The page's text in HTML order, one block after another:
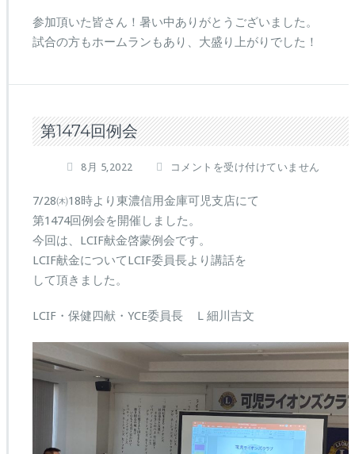
参加頂いた皆さん！暑い中ありがとうございました。
試合の方もホームランもあり、大盛り上がりでした！
第1474回例会
8月 5,2022
第
4
7
4
回
例
コメントを受け付けていません
7/28㈭18時より東濃信用金庫可児支店にて
第1474回例会を開催しました。
今回は、LCIF献金啓蒙例会です。
LCIF献金についてLCIF委員長より講話を
して頂きました。
LCIF・保健四献・YCE委員長 Ｌ細川吉文